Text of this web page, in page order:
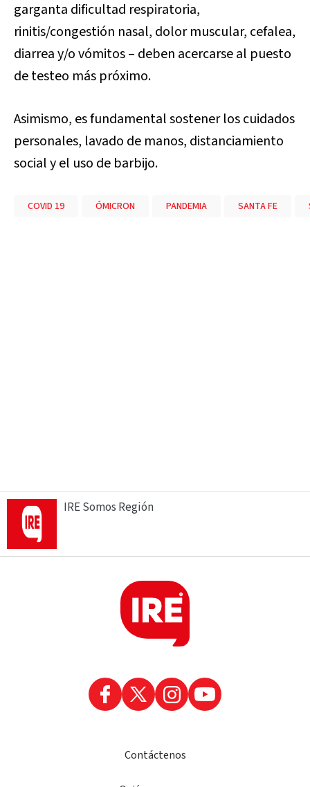
garganta dificultad respiratoria,
rinitis/congestión nasal, dolor muscular, cefalea,
diarrea y/o vómitos – deben acercarse al puesto
de testeo más próximo.
Asimismo, es fundamental sostener los cuidados
personales, lavado de manos, distanciamiento
social y el uso de barbijo.
COVID 19 ÓMICRON PANDEMIA SANTA FE
IRE Somos Región
Contáctenos